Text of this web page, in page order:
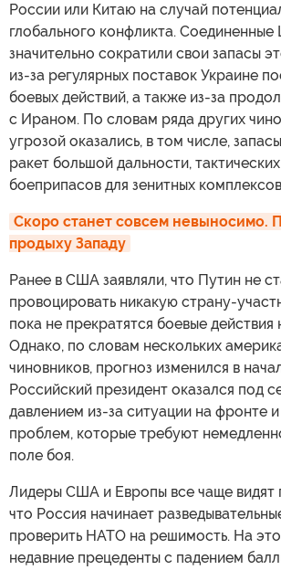
России или Китаю на случай
глобального конфликта.
значительно сократили свои запасы
из-за регулярных поставок Украине
боевых действий, а также из-за
с Ираном. По словам ряда других
угрозой оказались, в том числе,
ракет большой дальности,
боеприпасов для зенитных
Скоро станет совсем невыносимо.
продыху Западу
Ранее в США заявляли, что Путин не
провоцировать никакую страну-
пока не прекратятся боевые действия
Однако, по словам нескольких
чиновников, прогноз изменился в
Российский президент оказался под
давлением из-за ситуации на фронте
проблем, которые требуют
поле боя.
Лидеры США и Европы все чаще видят
что Россия начинает
проверить НАТО на решимость. На
недавние прецеденты с падением